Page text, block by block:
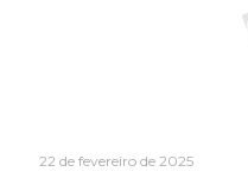
22 de fevereiro de 2025